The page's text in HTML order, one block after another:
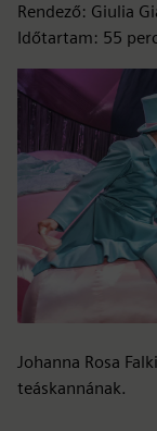
Rendező: Giulia
Időtartam: 55
Johanna Rosa
teáskannának.